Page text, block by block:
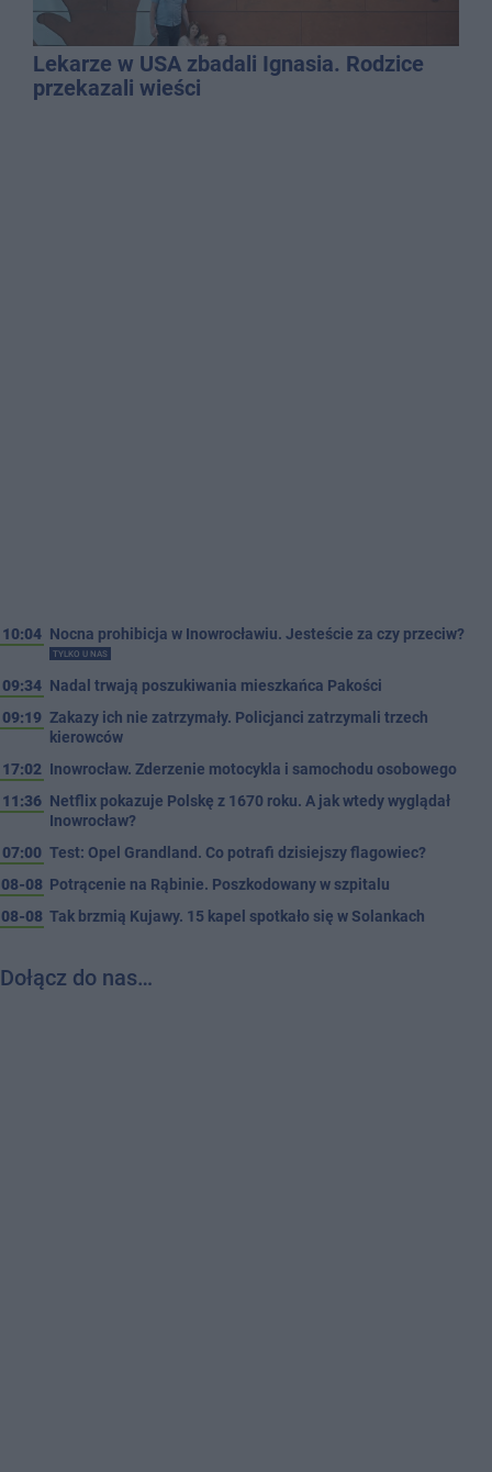
Lekarze w USA zbadali Ignasia. Rodzice
przekazali wieści
10:04 Nocna prohibicja w Inowrocławiu. Jesteście za czy przeciw?
TYLKO U NAS
09:34 Nadal trwają poszukiwania mieszkańca Pakości
09:19 Zakazy ich nie zatrzymały. Policjanci zatrzymali trzech
kierowców
17:02 Inowrocław. Zderzenie motocykla i samochodu osobowego
11:36 Netflix pokazuje Polskę z 1670 roku. A jak wtedy wyglądał
Inowrocław?
07:00 Test: Opel Grandland. Co potrafi dzisiejszy flagowiec?
08-08 Potrącenie na Rąbinie. Poszkodowany w szpitalu
08-08 Tak brzmią Kujawy. 15 kapel spotkało się w Solankach
Dołącz do nas…